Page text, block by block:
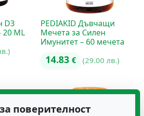
D3
20 ML
PEDIAKID Дъвчащи
Мечета за Силен
Имунитет – 60 мечета
14.83 € (29.00 лв.)
поверителност